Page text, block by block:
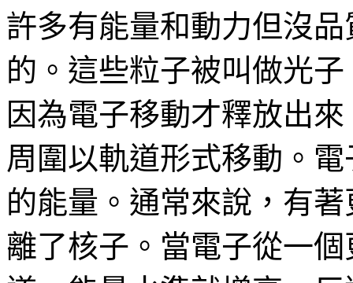
許多有能量和動力但沒
的。這些粒子被叫做光
因為電子移動才釋放出
周圍以軌道形式移動。
的能量。通常來說，有
離了核子。當電子從一